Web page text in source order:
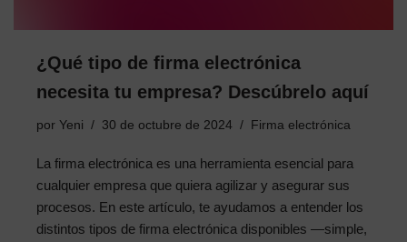
¿Qué tipo de firma electrónica
necesita tu empresa? Descúbrelo aquí
por Yeni 30 de octubre de 2024 Firma electrónica
La firma electrónica es una herramienta esencial para
cualquier empresa que quiera agilizar y asegurar sus
procesos. En este artículo, te ayudamos a entender los
distintos tipos de firma electrónica disponibles —simple,